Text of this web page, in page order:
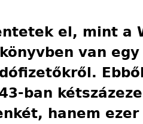
el, mint a
van
ban
hanem